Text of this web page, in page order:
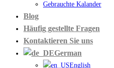
Gebrauchte Kalander
Blog
Häufig gestellte Fragen
Kontaktieren Sie uns
German
English